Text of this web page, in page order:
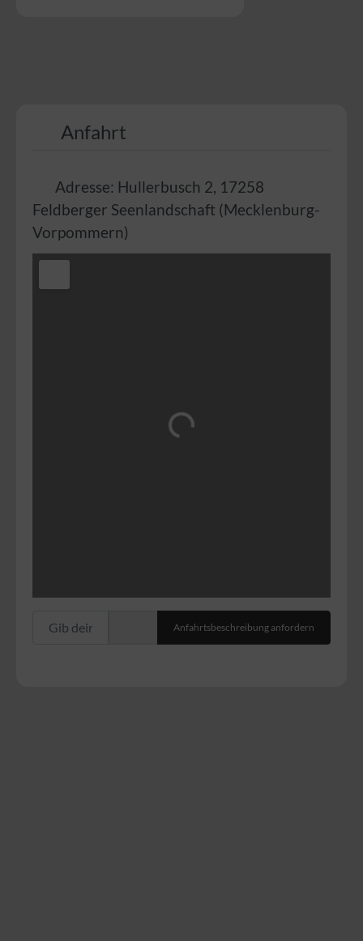
Anfahrt
Adresse: Hullerbusch 2, 17258
Feldberger Seenlandschaft (Mecklenburg-
Vorpommern)
Wird geladen …
Anfahrtsbeschreibung anfordern